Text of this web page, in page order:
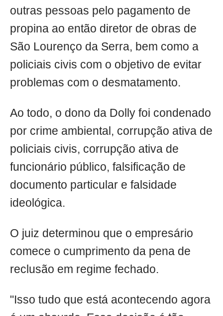
outras pessoas pelo pagamento de
propina ao então diretor de obras de
São Lourenço da Serra, bem como a
policiais civis com o objetivo de evitar
problemas com o desmatamento.
Ao todo, o dono da Dolly foi condenado
por crime ambiental, corrupção ativa de
policiais civis, corrupção ativa de
funcionário público, falsificação de
documento particular e falsidade
ideológica.
O juiz determinou que o empresário
comece o cumprimento da pena de
reclusão em regime fechado.
"Isso tudo que está acontecendo agora